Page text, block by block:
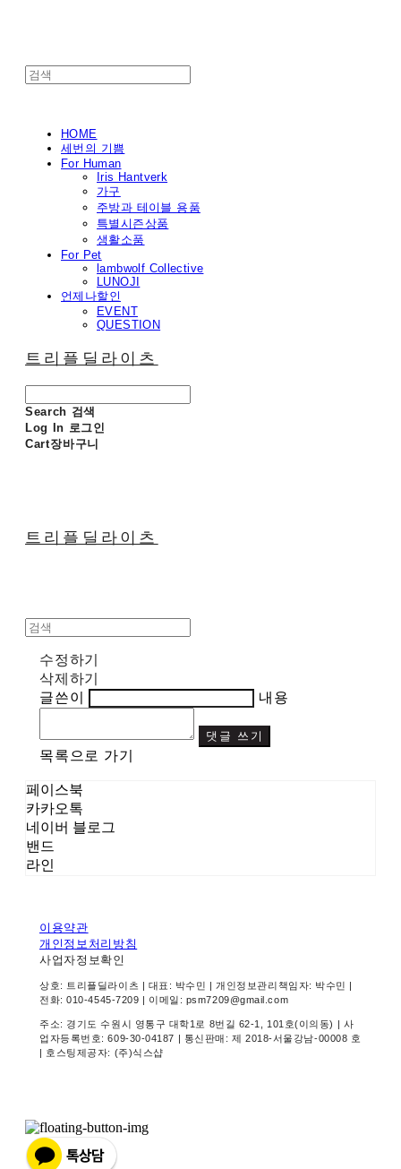
HOME
세번의 기쁨
For Human
Iris Hantverk
가구
주방과 테이블 용품
특별시즌상품
생활소품
For Pet
lambwolf Collective
LUNOJI
언제나할인
EVENT
QUESTION
트리플딜라이츠
Search 검색
Log In 로그인
Cart장바구니
트리플딜라이츠
수정하기
삭제하기
글쓴이
내용
댓글 쓰기
목록으로 가기
페이스북
카카오톡
네이버 블로그
밴드
라인
이용약관
개인정보처리방침
사업자정보확인
상호: 트리플딜라이츠 | 대표: 박수민 | 개인정보관리책임자: 박수민 |
전화: 010-4545-7209 | 이메일: psm7209@gmail.com
주소: 경기도 수원시 영통구 대학1로 8번길 62-1, 101호(이의동) | 사
업자등록번호:609-30-04187 | 통신판매: 제 2018-서울강남-00008 호
| 호스팅제공자: (주)식스샵